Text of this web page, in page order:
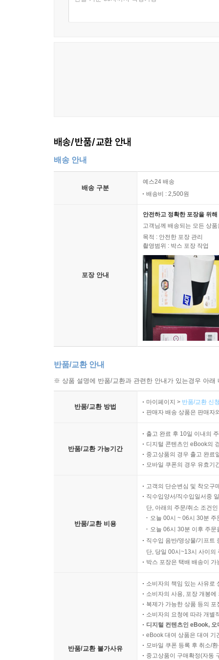
배송/반품/교환 안내
배송 안내
배송 구분
예스24 배송
배송비 : 2,500원
포장 안내
안전하고 정확한 포장을 위
고객님께 배송되는 모든 상
목적 : 안전한 포장 관리
촬영범위 : 박스 포장 작업
반품/교환 안내
※ 상품 설명에 반품/교환과 관련한 안내가 있는경우 아
반품/교환 방법
마이페이지 > 반품/교환 신
판매자 배송 상품은 판매자
반품/교환 가능기간
출고 완료 후 10일 이내의
디지털 콘텐츠인 eBook의
중고상품의 경우 출고 완료
모바일 쿠폰의 경우 유효기
반품/교환 비용
고객의 단순변심 및 착오구
직수입양서/직수입일서중
단, 아래의 주문/취소 조건
오늘 00시 ~ 06시 30분
오늘 06시 30분 이후 주
직수입 음반/영상물/기프트
단, 당일 00시~13시 사이의
박스 포장은 택배 배송이
반품/교환 불가사유
소비자의 책임 있는 사유로
소비자의 사용, 포장 개봉
복제가 가능한 상품 등의
소비자의 요청에 따라 개별
디지털 컨텐츠인 eBook,
eBook 대여 상품은 대여 기
모바일 쿠폰 등록 후 취소/
중고상품이 구매확정(자동